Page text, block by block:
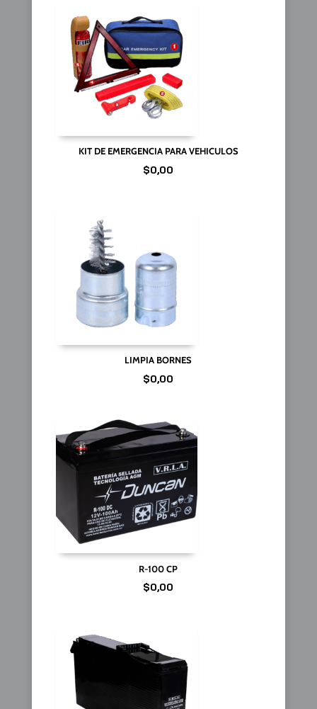
KIT DE EMERGENCIA PARA VEHICULOS
$0,00
LIMPIA BORNES
$0,00
R-100 CP
$0,00